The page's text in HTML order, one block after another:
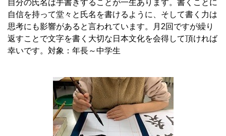
自分の氏名は手書きすることが一生あります。書くことに
自信を持って堂々と氏名を書けるように、そして書く力は
思考にも影響があると言われています。月2回ですが繰り
返すことで文字を書く大切な日本文化を会得して頂ければ
幸いです。対象：年長～中学生